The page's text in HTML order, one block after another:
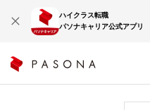
ハイクラス転職
パソナキャリア公式アプリ